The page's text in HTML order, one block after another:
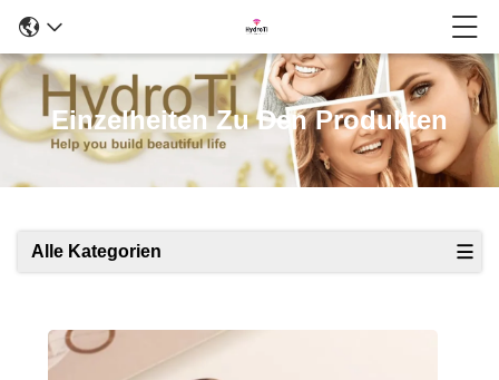
Einzelheiten Zu Den Produkten
Alle Kategorien